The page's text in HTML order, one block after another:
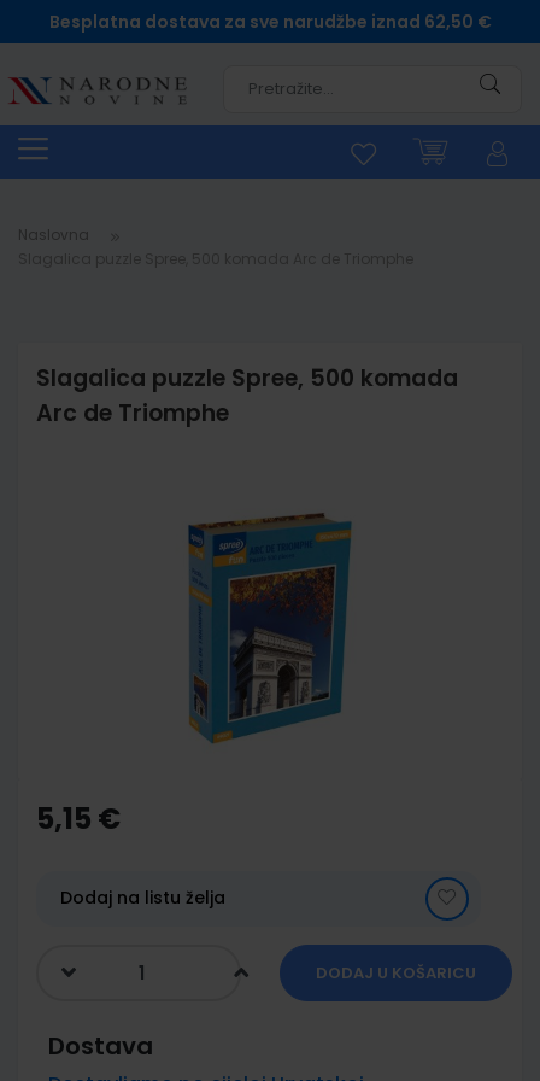
Besplatna dostava za sve narudžbe iznad 62,50 €
Naslovna
Slagalica puzzle Spree, 500 komada
Arc de Triomphe
the
beginning
gallery
5,15 €
Dodaj na listu želja
DODAJ U KOŠARICU
Dostava